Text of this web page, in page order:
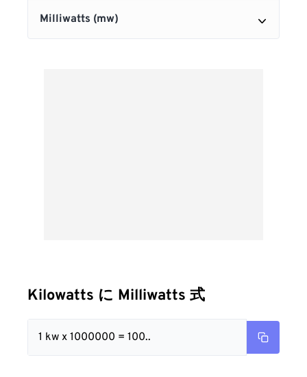
Kilowatts に Milliwatts 式
1 kw x 1000000 = 100..